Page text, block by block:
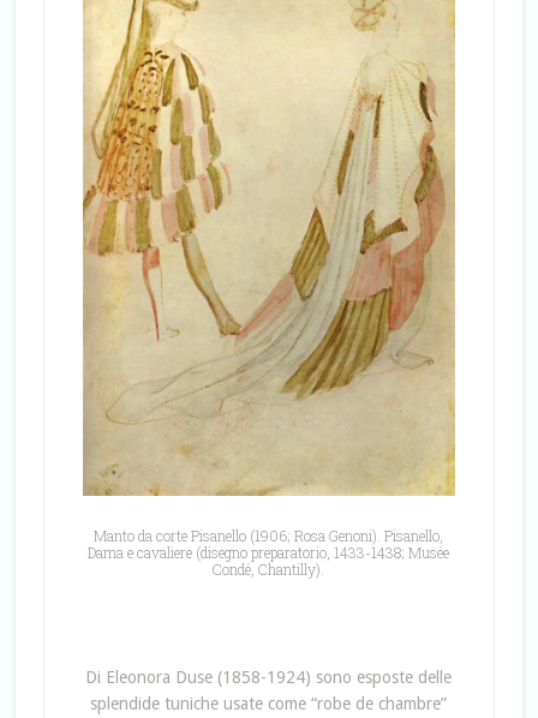
Manto da corte Pisanello (1906; Rosa Genoni). Pisanello,
Dama e cavaliere (disegno preparatorio, 1433-1438; Musée
Condé, Chantilly).
Di Eleonora Duse (1858-1924) sono esposte delle
splendide tuniche usate come “robe de chambre”